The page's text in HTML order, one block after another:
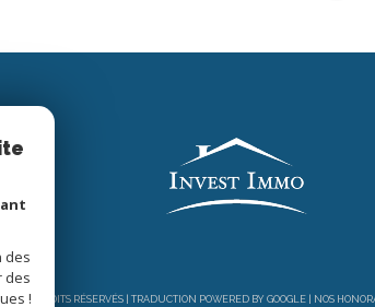
TOUS DROITS RÉSERVÉS | TRADUCTION POWERED BY GOOGLE | NOS
des
des
!